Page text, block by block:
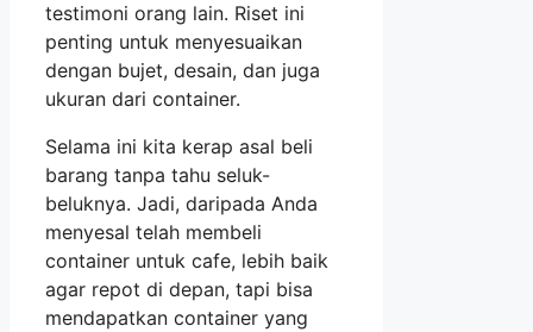
testimoni orang lain. Riset ini
penting untuk menyesuaikan
dengan bujet, desain, dan juga
ukuran dari container.
Selama ini kita kerap asal beli
barang tanpa tahu seluk-
beluknya. Jadi, daripada Anda
menyesal telah membeli
container untuk cafe, lebih baik
agar repot di depan, tapi bisa
mendapatkan container yang